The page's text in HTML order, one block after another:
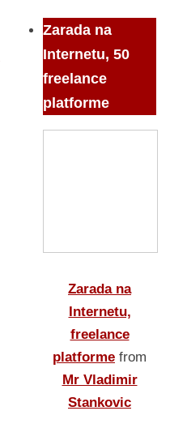
Zarada na
Internetu, 50
freelance
platforme
Zarada na
Internetu,
freelance
platforme from
Mr Vladimir
Stankovic